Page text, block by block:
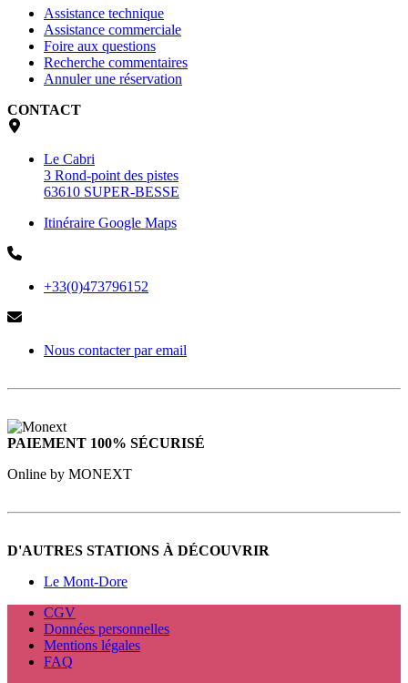
Assistance technique
Assistance commerciale
Foire aux questions
Recherche commentaires
Annuler une réservation
CONTACT
Le Cabri
3 Rond-point des pistes
63610 SUPER-BESSE
Itinéraire Google Maps
+33(0)473796152
Nous contacter par email
PAIEMENT 100% SÉCURISÉ
Online by MONEXT
D'AUTRES STATIONS À DÉCOUVRIR
Le Mont-Dore
CGV
Données personnelles
Mentions légales
FAQ